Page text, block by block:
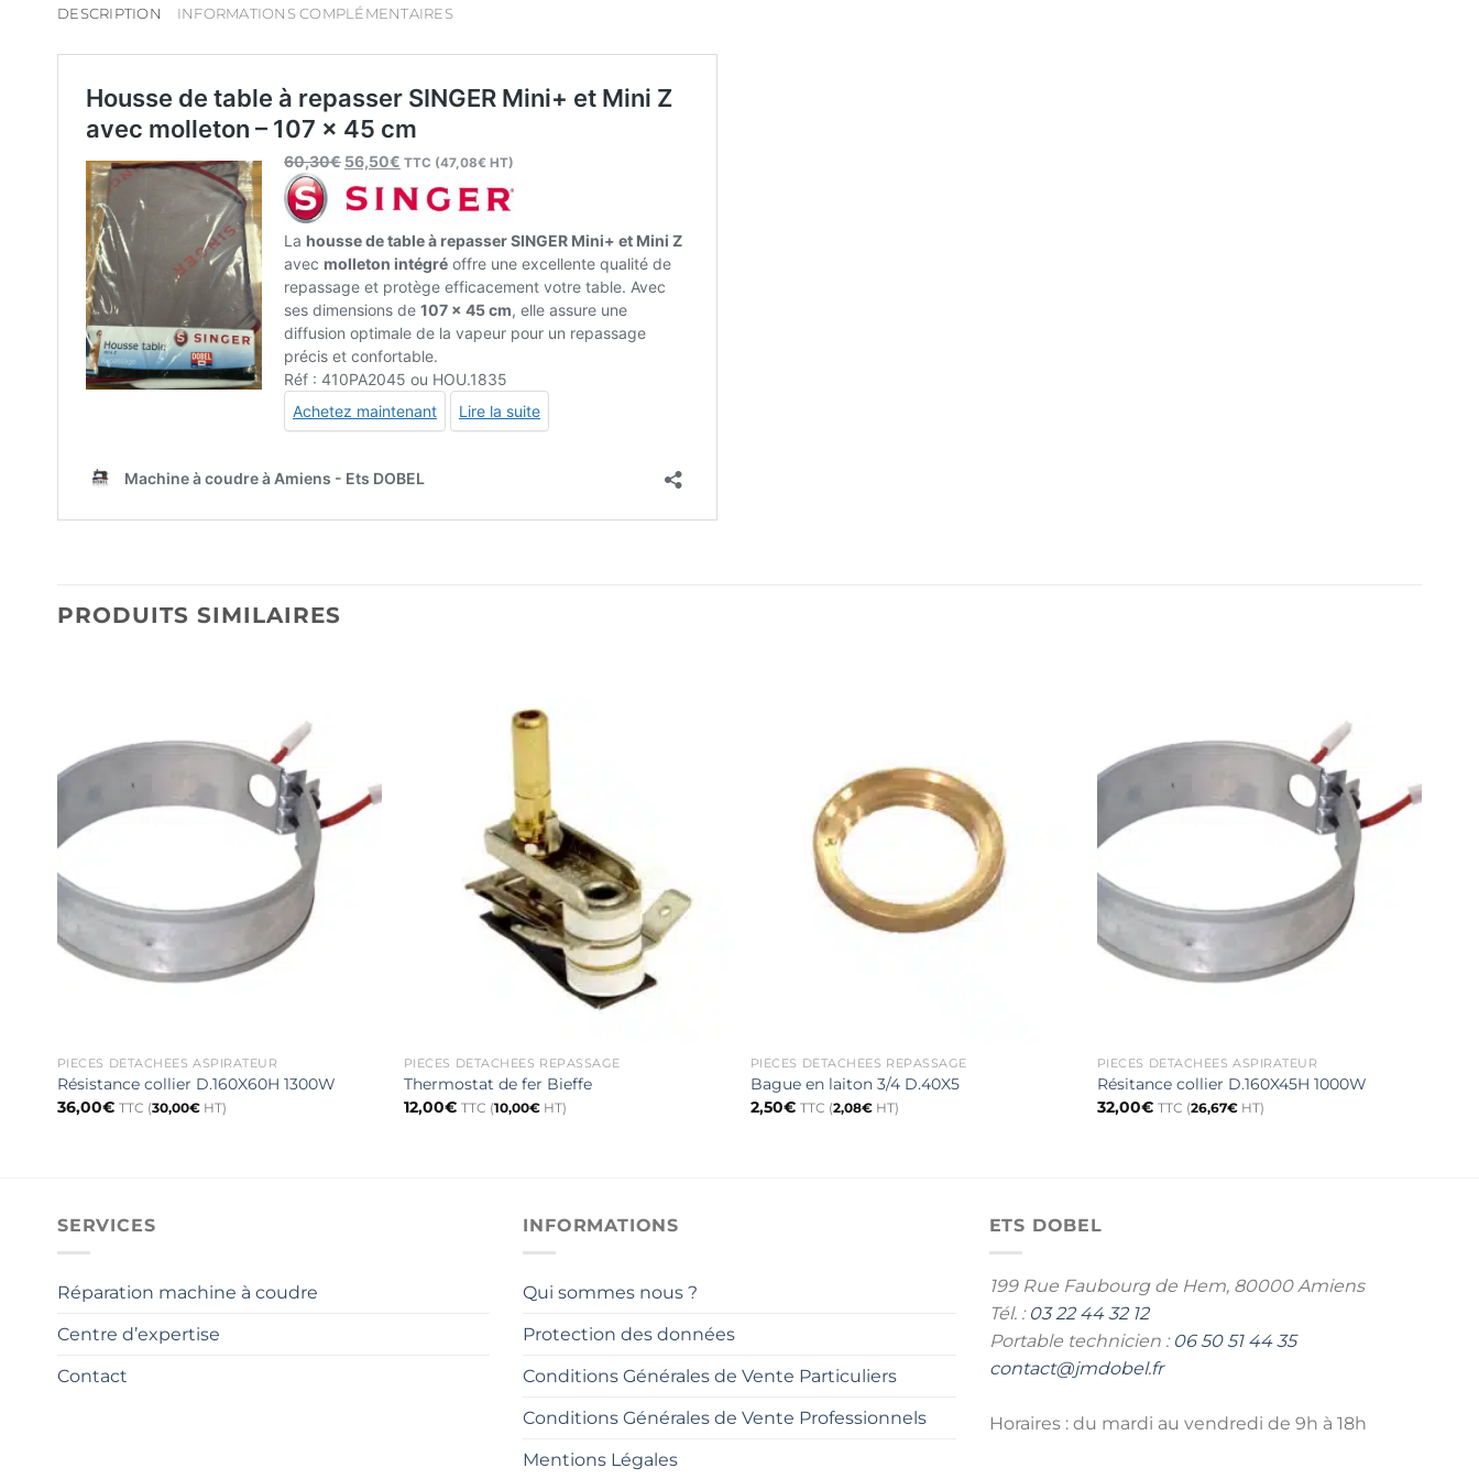
DESCRIPTION INFORMATIONS COMPLÉMENTAIRES
PRODUITS SIMILAIRES
PIÈCES DÉTACHÉES ASPIRATEUR
Résistance collier D.160X60H 1300W
36,00€ TTC (30,00€HT)
PIÈCES DÉTACHÉES REPASSAGE
Thermostat de fer Bieffe
12,00€ TTC (10,00€HT)
PIÈCES DÉTACHÉES REPASSAGE
Bague en laiton 3/4 D.40X5
2,50€ TTC (2,08€HT)
PIÈCES DÉTACHÉES ASPIRATEUR
Résitance collier D.160X45H 1000W
32,00€ TTC (26,67€HT)
SERVICES
Réparation machine à coudre
Centre d’expertise
Contact
INFORMATIONS
Qui sommes nous ?
Protection des données
Conditions Générales de Vente Particuliers
Conditions Générales de Vente Professionnels
Mentions Légales
ETS DOBEL
199 Rue Faubourg de Hem, 80000 Amiens
Tél. : 03 22 44 32 12
Portable technicien : 06 50 51 44 35
contact@jmdobel.fr
Horaires : du mardi au vendredi de 9h à 18h